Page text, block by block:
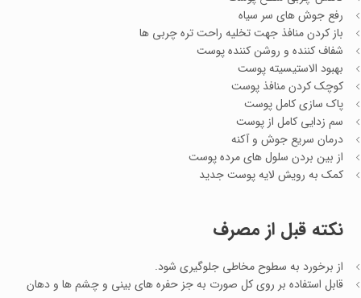
رفع جوش های سر سیاه
باز کردن منافذ جهت تخلیه راحت تره چربی ها
شفاف کننده و روشن کننده پوست
بهبود الاستیسیته پوست
کوچک کردن منافذ پوست
پاک سازی کامل پوست
سم زدایی کامل از پوست
درمان سریع جوش و آکنه
از بین بردن سلول های مرده پوست
کمک به رویش لایه پوست جدید
نکته قبل از مصرف
از برخورد به سطوح مخاطی جلوگیری شود.
قابل استفاده بر روی کل صورت به جز حفره های بینی و چشم ها و دهان